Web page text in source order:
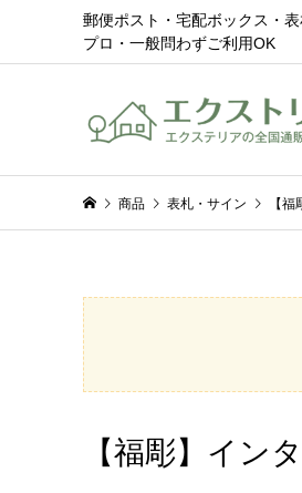
郵便ポスト・宅配ボックス・
プロ・一般問わずご利用OK
商品 表札・サイン 【
【福彫】イン